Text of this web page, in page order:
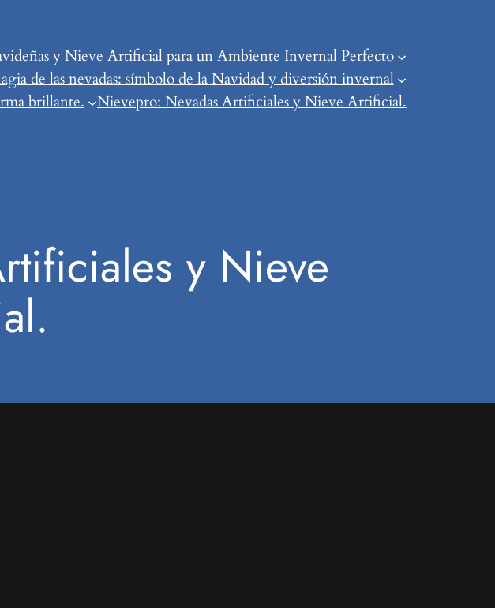
y Nieve Artificial para un Ambiente Invernal Perfecto
de las nevadas: símbolo de la Navidad y diversión invernal
brillante.
Nievepro: Nevadas Artificiales y Nieve Artificial.
y Nieve